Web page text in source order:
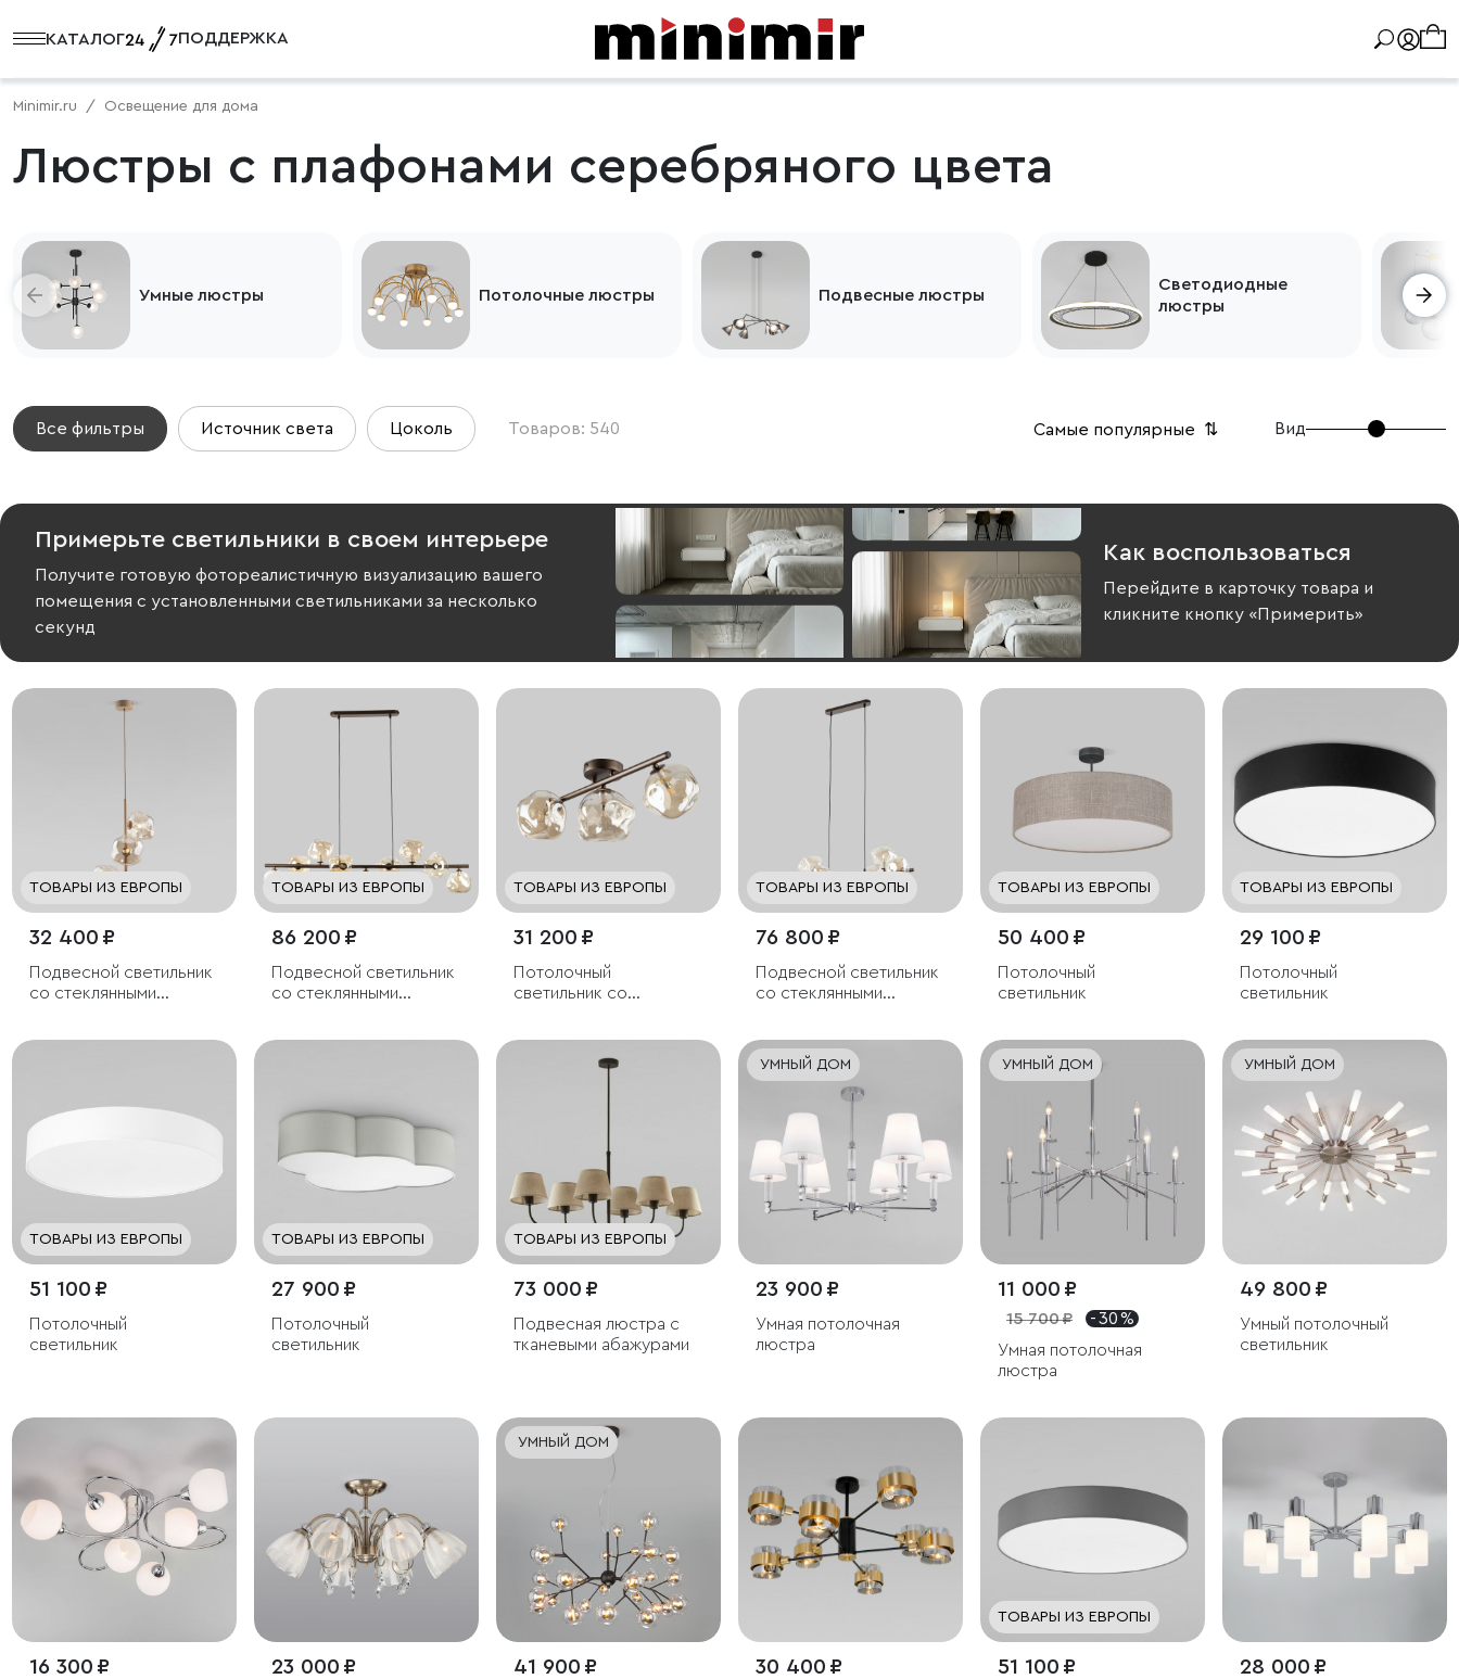
КАТАЛОГ ПОДДЕРЖКА
Minimir.ru Освещение для дома
Люстры с плафонами серебряного цвета
Умные люстры Потолочные люстры Подвесные люстры
Светодиодные
люстры
Все фильтры Источник света Цоколь Товаров: 540 Самые популярные ⇅ Вид
Примерьте светильники в своем интерьере
Получите готовую фотореалистичную визуализацию вашего
помещения с установленными светильниками за несколько
секунд
Как воспользоваться
Перейдите в карточку товара и
кликните кнопку «Примерить»
ТОВАРЫ ИЗ ЕВРОПЫ
32 400 ₽
Подвесной светильник
со стеклянными
ТОВАРЫ ИЗ ЕВРОПЫ
86 200 ₽
Подвесной светильник
со стеклянными
ТОВАРЫ ИЗ ЕВРОПЫ
31 200 ₽
Потолочный
светильник со
ТОВАРЫ ИЗ ЕВРОПЫ
76 800 ₽
Подвесной светильник
со стеклянными
ТОВАРЫ ИЗ ЕВРОПЫ
50 400 ₽
Потолочный
светильник
ТОВАРЫ ИЗ ЕВРОПЫ
29 100 ₽
Потолочный
светильник
ТОВАРЫ ИЗ ЕВРОПЫ
51 100 ₽
Потолочный
светильник
ТОВАРЫ ИЗ ЕВРОПЫ
27 900 ₽
Потолочный
светильник
ТОВАРЫ ИЗ ЕВРОПЫ
73 000 ₽
Подвесная люстра с
тканевыми абажурами
УМНЫЙ ДОМ
23 900 ₽
Умная потолочная
люстра
УМНЫЙ ДОМ
11 000 ₽
15 700 ₽
- 30 %
Умная потолочная
люстра
УМНЫЙ ДОМ
49 800 ₽
Умный потолочный
светильник
16 300 ₽ 23 000 ₽
УМНЫЙ ДОМ
41 900 ₽ 30 400 ₽
ТОВАРЫ ИЗ ЕВРОПЫ
51 100 ₽ 28 000 ₽